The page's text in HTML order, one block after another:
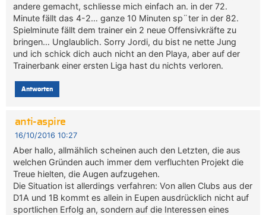
andere gemacht, schliesse mich einfach an. in der 72.
Minute fällt das 4-2… ganze 10 Minuten sp¨ter in der 82.
Spielminute fällt dem trainer ein 2 neue Offensivkräfte zu
bringen… Unglaublich. Sorry Jordi, du bist ne nette Jung
und ich schick dich auch nicht an den Playa, aber auf der
Trainerbank einer ersten Liga hast du nichts verloren.
Antworten
anti-aspire
16/10/2016 10:27
Aber hallo, allmählich scheinen auch den Letzten, die aus
welchen Gründen auch immer dem verfluchten Projekt die
Treue hielten, die Augen aufzugehen.
Die Situation ist allerdings verfahren: Von allen Clubs aus der
D1A und 1B kommt es allein in Eupen ausdrücklich nicht auf
sportlichen Erfolg an, sondern auf die Interessen eines